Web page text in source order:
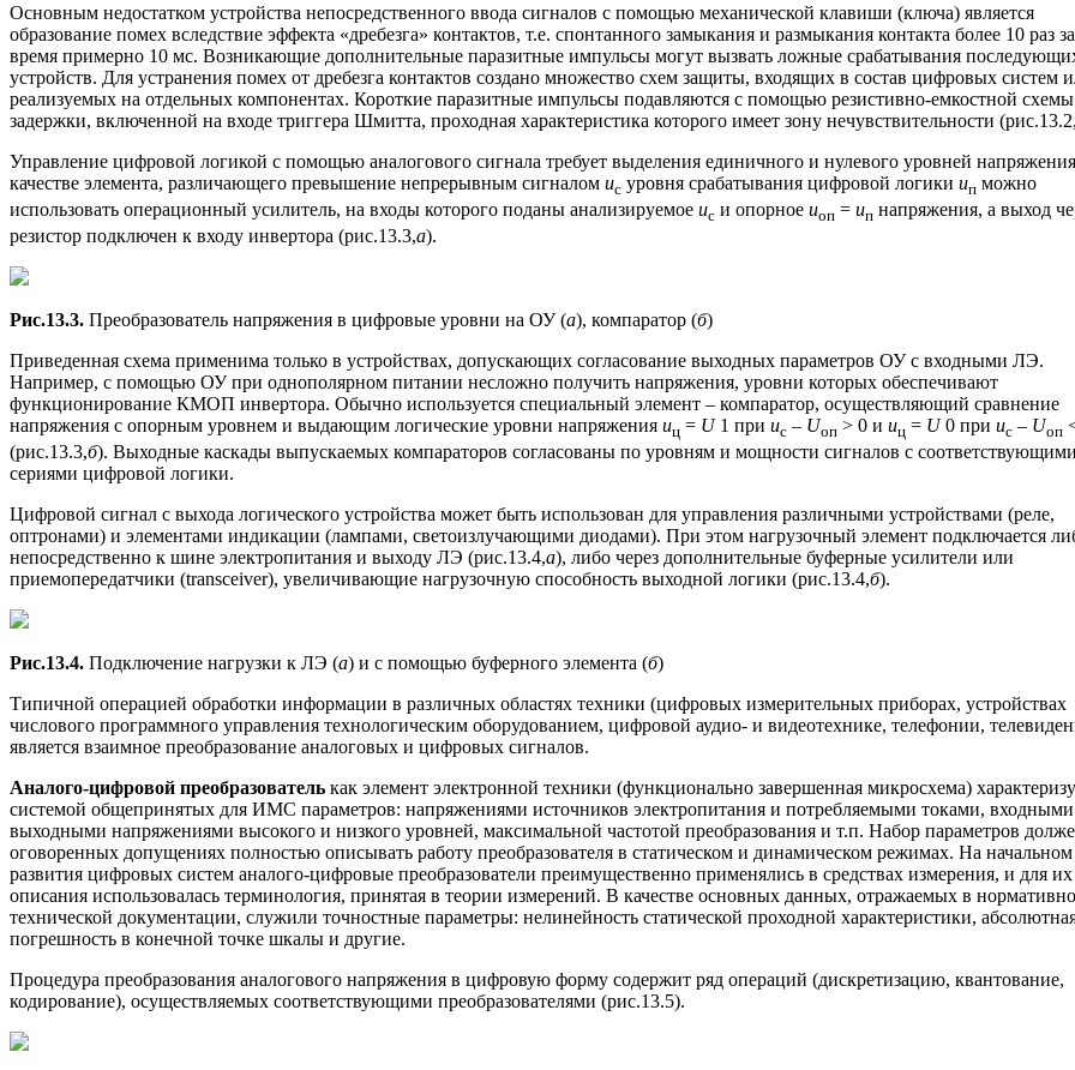
Основным недостатком устройства непосредственного ввода сигналов с помощью механической клавиши (ключа) является
образование помех вследствие эффекта «дребезга» контактов, т.е. спонтанного замыкания и размыкания контакта более 10 раз за
время примерно 10 мс. Возникающие дополнительные паразитные импульсы могут вызвать ложные срабатывания
устройств. Для устранения помех от дребезга контактов создано множество схем защиты, входящих в состав цифровых систем
реализуемых на отдельных компонентах. Короткие паразитные импульсы подавляются с помощью резистивно-емкостной схемы
задержки, включенной на входе триггера Шмитта, проходная характеристика которого имеет зону нечувствительности (рис.13.2,
Управление цифровой логикой с помощью аналогового сигнала требует выделения единичного и нулевого уровней
качестве элемента, различающего превышение непрерывным сигналом uс уровня срабатывания цифровой логики uп можно
использовать операционный усилитель, на входы которого поданы анализируемое uс и опорное uоп = uп напряжения, а выход
резистор подключен к входу инвертора (рис.13.3,а).
Рис.13.3. Преобразователь напряжения в цифровые уровни на ОУ (а), компаратор (б)
Приведенная схема применима только в устройствах, допускающих согласование выходных параметров ОУ с входными ЛЭ.
Например, с помощью ОУ при однополярном питании несложно получить напряжения, уровни которых обеспечивают
функционирование КМОП инвертора. Обычно используется специальный элемент – компаратор, осуществляющий сравнение
напряжения с опорным уровнем и выдающим логические уровни напряжения uц = U1 при uс – Uоп > 0 и uц = U0 при uс – Uоп
(рис.13.3,б). Выходные каскады выпускаемых компараторов согласованы по уровням и мощности сигналов с соответствующими
сериями цифровой логики.
Цифровой сигнал с выхода логического устройства может быть использован для управления различными устройствами (реле,
оптронами) и элементами индикации (лампами, светоизлучающими диодами). При этом нагрузочный элемент подключается
непосредственно к шине электропитания и выходу ЛЭ (рис.13.4,а), либо через дополнительные буферные усилители или
приемопередатчики (transceiver), увеличивающие нагрузочную способность выходной логики (рис.13.4,б).
Рис.13.4. Подключение нагрузки к ЛЭ (а) и с помощью буферного элемента (б)
Типичной операцией обработки информации в различных областях техники (цифровых измерительных приборах, устройствах
числового программного управления технологическим оборудованием, цифровой аудио- и видеотехнике, телефонии,
является взаимное преобразование аналоговых и цифровых сигналов.
Аналого-цифровой преобразователь как элемент электронной техники (функционально завершенная микросхема)
системой общепринятых для ИМС параметров: напряжениями источников электропитания и потребляемыми токами,
выходными напряжениями высокого и низкого уровней, максимальной частотой преобразования и т.п. Набор параметров
оговоренных допущениях полностью описывать работу преобразователя в статическом и динамическом режимах. На начальном
развития цифровых систем аналого-цифровые преобразователи преимущественно применялись в средствах измерения, и для их
описания использовалась терминология, принятая в теории измерений. В качестве основных данных, отражаемых в
технической документации, служили точностные параметры: нелинейность статической проходной характеристики,
погрешность в конечной точке шкалы и другие.
Процедура преобразования аналогового напряжения в цифровую форму содержит ряд операций (дискретизацию, квантование,
кодирование), осуществляемых соответствующими преобразователями (рис.13.5).